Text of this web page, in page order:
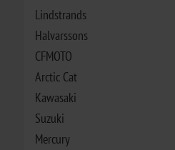
Lindstrands
Halvarssons
CFMOTO
Arctic Cat
Kawasaki
Suzuki
Mercury